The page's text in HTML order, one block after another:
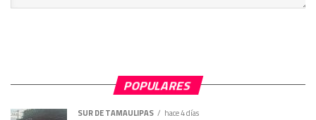
POPULARES
SUR DE TAMAULIPAS hace 4 días